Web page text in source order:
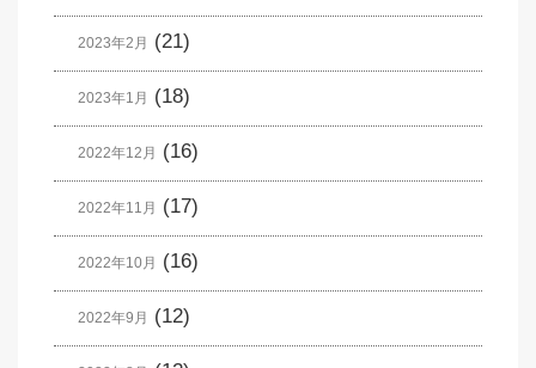
2023年2月 (21)
2023年1月 (18)
2022年12月 (16)
2022年11月 (17)
2022年10月 (16)
2022年9月 (12)